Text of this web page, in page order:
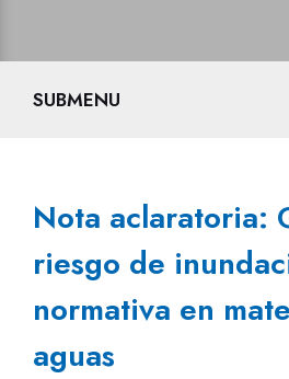
SUBMENU
Nota aclaratoria:
riesgo de
normativa en
aguas